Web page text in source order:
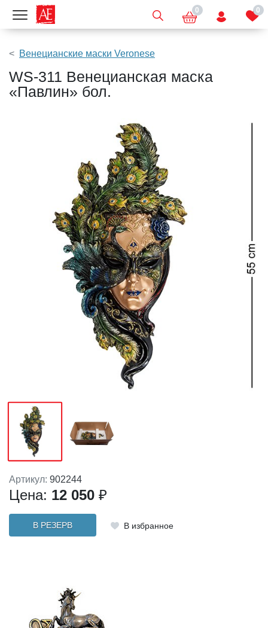
Показать меню 0 0
Венецианские маски Veronese
WS-311 Венецианская маска
«Павлин» бол.
Артикул: 902244
Цена: 12 050 ₽
В РЕЗЕРВ В избранное